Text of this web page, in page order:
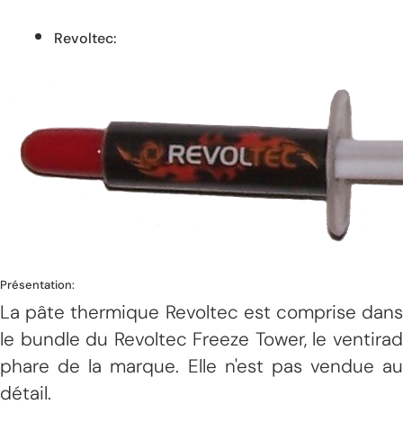
Revoltec:
Présentation:
La pâte thermique Revoltec est comprise dans
le bundle du Revoltec Freeze Tower, le ventirad
phare de la marque. Elle n'est pas vendue au
détail.